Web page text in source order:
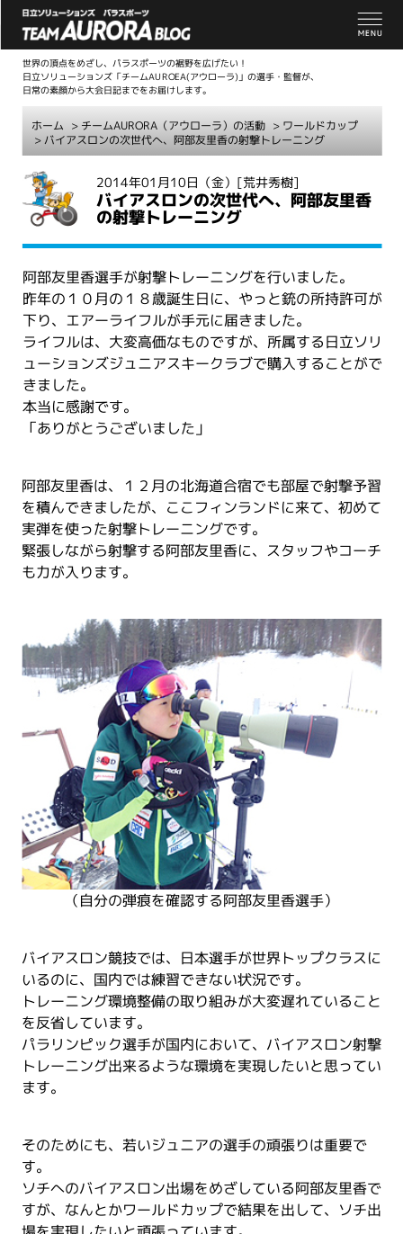
世界の頂点をめざし、パラスポーツの裾野を広げたい！
日立ソリューションズ「チームAUROEA(アウローラ)」の選手・監督が、
日常の素顔から大会日記までをお届けします。
ホーム > チームAURORA（アウローラ）の活動 > ワールドカップ
> バイアスロンの次世代へ、阿部友里香の射撃トレーニング
2014年01月10日（金） [荒井秀樹]
バイアスロンの次世代へ、阿部友里香
の射撃トレーニング
阿部友里香選手が射撃トレーニングを行いました。
昨年の１０月の１８歳誕生日に、やっと銃の所持許可が
下り、エアーライフルが手元に届きました。
ライフルは、大変高価なものですが、所属する日立ソリ
ューションズジュニアスキークラブで購入することがで
きました。
本当に感謝です。
「ありがとうございました」
阿部友里香は、１２月の北海道合宿でも部屋で射撃予習
を積んできましたが、ここフィンランドに来て、初めて
実弾を使った射撃トレーニングです。
緊張しながら射撃する阿部友里香に、スタッフやコーチ
も力が入ります。
（自分の弾痕を確認する阿部友里香選手）
バイアスロン競技では、日本選手が世界トップクラスに
いるのに、国内では練習できない状況です。
トレーニング環境整備の取り組みが大変遅れていること
を反省しています。
パラリンピック選手が国内において、バイアスロン射撃
トレーニング出来るような環境を実現したいと思ってい
ます。
そのためにも、若いジュニアの選手の頑張りは重要で
す。
ソチへのバイアスロン出場をめざしている阿部友里香で
すが、なんとかワールドカップで結果を出して、ソチ出